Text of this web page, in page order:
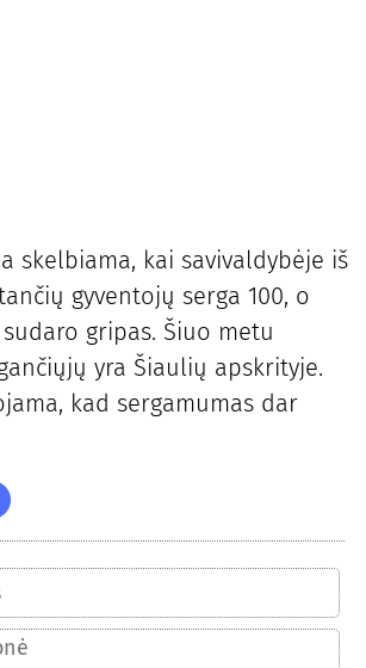
skelbiama, kai savivaldybėje iš
gyventojų serga 100, o
gripas. Šiuo metu
yra Šiaulių apskrityje.
kad sergamumas dar